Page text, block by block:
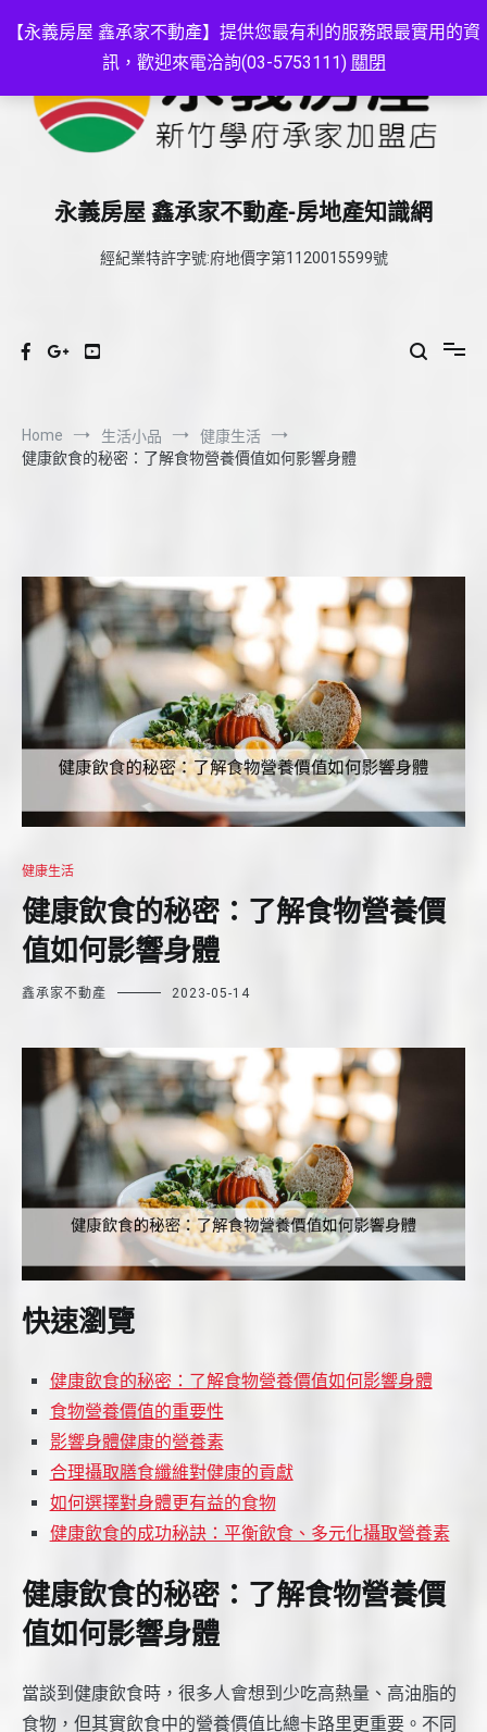
【永義房屋 鑫承家不動產】提供您最有利的服務跟最實用的資
訊，歡迎來電洽詢(03-5753111) 關閉
永義房屋 鑫承家不動產-房地產知識網
經紀業特許字號:府地價字第1120015599號
Home 生活小品
健康生活
健康飲食的秘密：了解食物營養價值如何影響身體
健康生活
健康飲食的秘密：了解食物營養價
值如何影響身體
鑫承家不動產 2023-05-14
快速瀏覽
健康飲食的秘密：了解食物營養價值如何影響身體
食物營養價值的重要性
影響身體健康的營養素
合理攝取膳食纖維對健康的貢獻
如何選擇對身體更有益的食物
健康飲食的成功秘訣：平衡飲食、多元化攝取營養素
健康飲食的秘密：了解食物營養價
值如何影響身體
當談到健康飲食時，很多人會想到少吃高熱量、高油脂的
食物，但其實飲食中的營養價值比總卡路里更重要。不同